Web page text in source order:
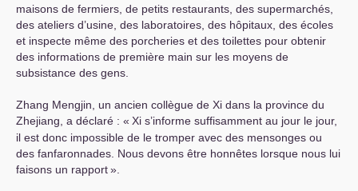
maisons de fermiers, de petits restaurants, des supermarchés,
des ateliers d’usine, des laboratoires, des hôpitaux, des écoles
et inspecte même des porcheries et des toilettes pour obtenir
des informations de première main sur les moyens de
subsistance des gens.
Zhang Mengjin, un ancien collègue de Xi dans la province du
Zhejiang, a déclaré : « Xi s’informe suffisamment au jour le jour,
il est donc impossible de le tromper avec des mensonges ou
des fanfaronnades. Nous devons être honnêtes lorsque nous lui
faisons un rapport».